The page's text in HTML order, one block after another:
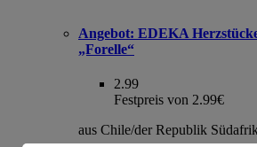
Angebot: EDEKA
„Forelle“
2.99
Festpreis von 2.99€
aus Chile/der Republik